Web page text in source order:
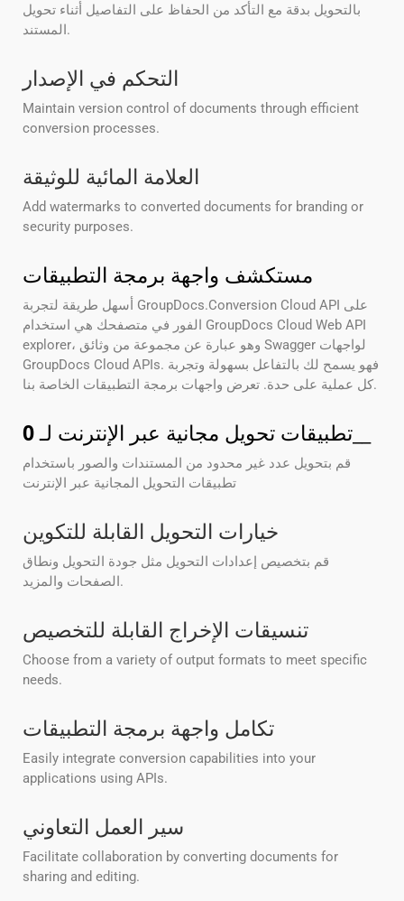
بالتحويل بدقة مع التأكد من الحفاظ على التفاصيل أثناء تحويل
المستند.
التحكم في الإصدار
Maintain version control of documents through efficient
conversion processes.
العلامة المائية للوثيقة
Add watermarks to converted documents for branding or
security purposes.
مستكشف واجهة برمجة التطبيقات
أسهل طريقة لتجربة GroupDocs.Conversion Cloud API على
الفور في متصفحك هي استخدام GroupDocs Cloud Web API
explorer، وهو عبارة عن مجموعة من وثائق Swagger لواجهات
GroupDocs Cloud APIs. فهو يسمح لك بالتفاعل بسهولة وتجربة
كل عملية على حدة. تعرض واجهات برمجة التطبيقات الخاصة بنا.
تطبيقات تحويل مجانية عبر الإنترنت لـ0
قم بتحويل عدد غير محدود من المستندات والصور باستخدام
تطبيقات التحويل المجانية عبر الإنترنت
خيارات التحويل القابلة للتكوين
قم بتخصيص إعدادات التحويل مثل جودة التحويل ونطاق
الصفحات والمزيد.
تنسيقات الإخراج القابلة للتخصيص
Choose from a variety of output formats to meet specific
needs.
تكامل واجهة برمجة التطبيقات
Easily integrate conversion capabilities into your
applications using APIs.
سير العمل التعاوني
Facilitate collaboration by converting documents for
sharing and editing.